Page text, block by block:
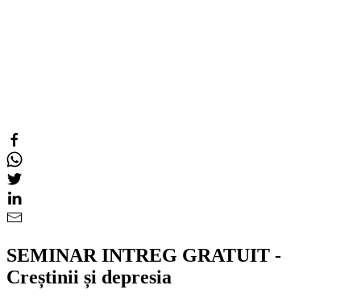
SEMINAR INTREG GRATUIT -
Creștinii și depresia